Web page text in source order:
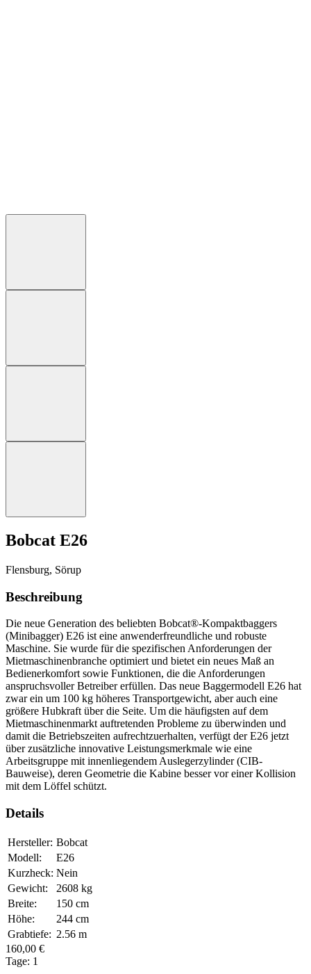
Bobcat E26
Flensburg, Sörup
Beschreibung
Die neue Generation des beliebten Bobcat®-Kompaktbaggers
(Minibagger) E26 ist eine anwenderfreundliche und robuste
Maschine. Sie wurde für die spezifischen Anforderungen der
Mietmaschinenbranche optimiert und bietet ein neues Maß an
Bedienerkomfort sowie Funktionen, die die Anforderungen
anspruchsvoller Betreiber erfüllen. Das neue Baggermodell E26 hat
zwar ein um 100 kg höheres Transportgewicht, aber auch eine
größere Hubkraft über die Seite. Um die häufigsten auf dem
Mietmaschinenmarkt auftretenden Probleme zu überwinden und
damit die Betriebszeiten aufrechtzuerhalten, verfügt der E26 jetzt
über zusätzliche innovative Leistungsmerkmale wie eine
Arbeitsgruppe mit innenliegendem Auslegerzylinder (CIB-
Bauweise), deren Geometrie die Kabine besser vor einer Kollision
mit dem Löffel schützt.
Details
Hersteller: Bobcat
Modell:
E26
Kurzheck: Nein
Gewicht:
2608 kg
Breite:
150 cm
Höhe:
244 cm
Grabtiefe: 2.56 m
160,00 €
Tage: 1